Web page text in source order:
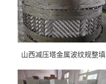
山西减压塔金属波纹规整填
料